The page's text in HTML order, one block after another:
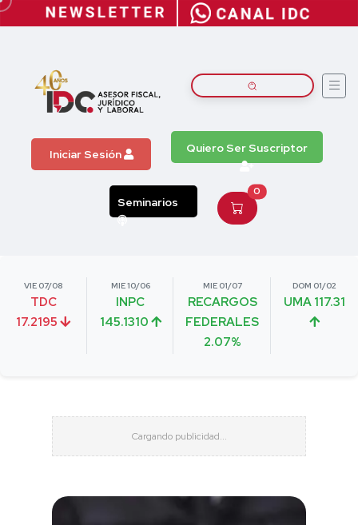
Iniciar Sesión Quiero Ser Suscriptor
Seminarios
0
VIE 07/08
TDC
17.2195
MIE 10/06
INPC
145.1310
MIE 01/07
RECARGOS
FEDERALES
2.07%
DOM 01/02
UMA 117.31